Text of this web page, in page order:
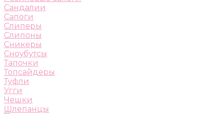
Сандалии
Сапоги
Слиперы
Слипоны
Сникеры
Сноубутсы
Тапочки
Топсайдеры
Туфли
Угги
Чешки
Шлепанцы